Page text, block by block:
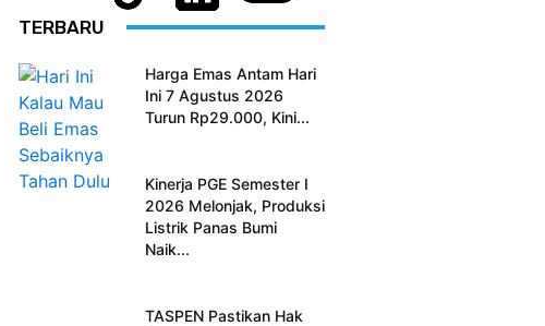
TERBARU
Harga Emas Antam Hari
Ini 7 Agustus 2026
Turun Rp29.000, Kini...
Kinerja PGE Semester I
2026 Melonjak, Produksi
Listrik Panas Bumi
Naik...
TASPEN Pastikan Hak